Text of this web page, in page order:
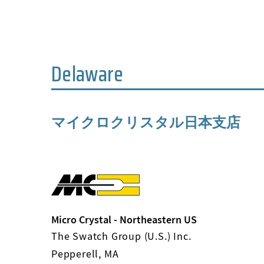
Delaware
マイクロクリスタル日本支店
Micro Crystal - Northeastern US
The Swatch Group (U.S.) Inc.
Pepperell, MA